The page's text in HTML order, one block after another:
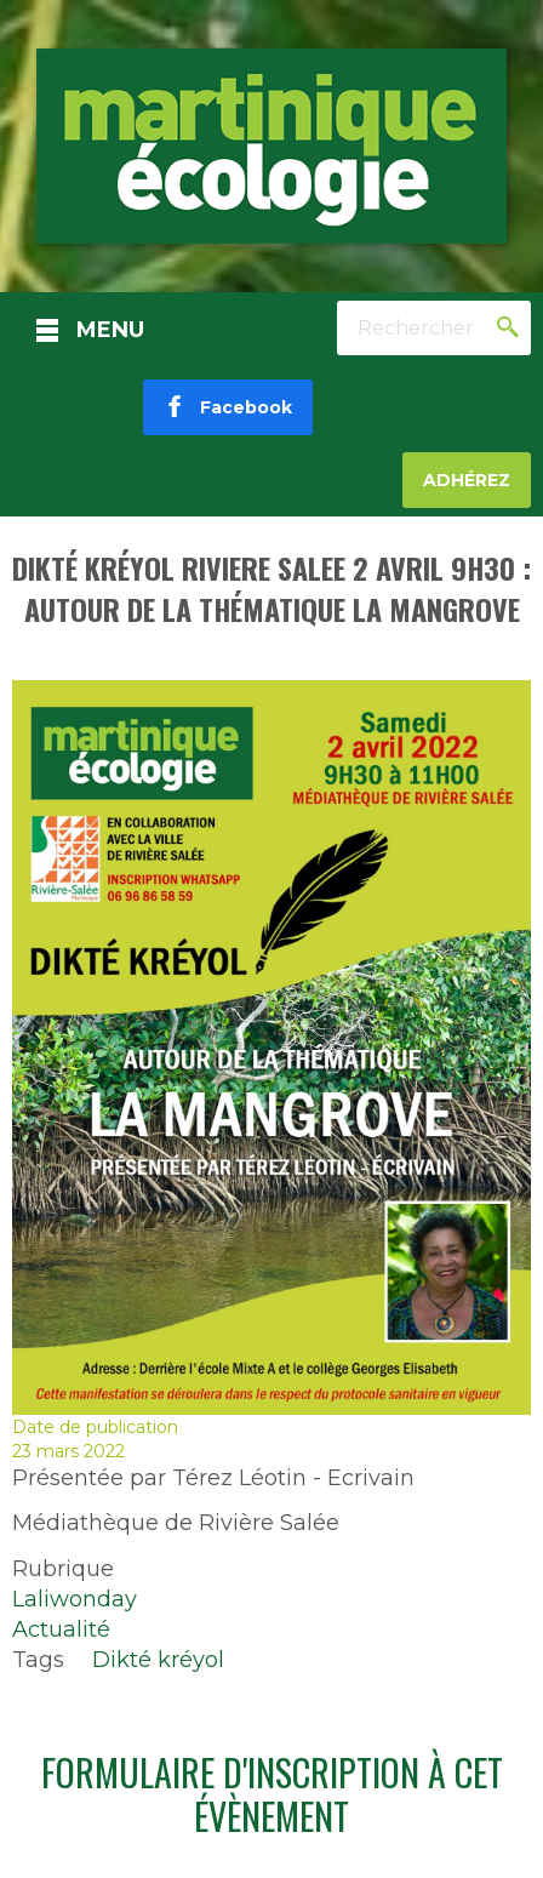
MENU Rechercher
Facebook
ADHÉREZ
DIKTÉ KRÉYOL RIVIERE SALEE 2 AVRIL 9H30 :
AUTOUR DE LA THÉMATIQUE LA MANGROVE
Date de publication
23 mars 2022
Présentée par Térez Léotin - Ecrivain
Médiathèque de Rivière Salée
Rubrique
Laliwonday
Actualité
Tags
Dikté kréyol
FORMULAIRE D'INSCRIPTION À CET
ÉVÈNEMENT